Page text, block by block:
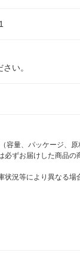
い。
容量、パッケージ、
ずお届けした商品の
況等により異なる場